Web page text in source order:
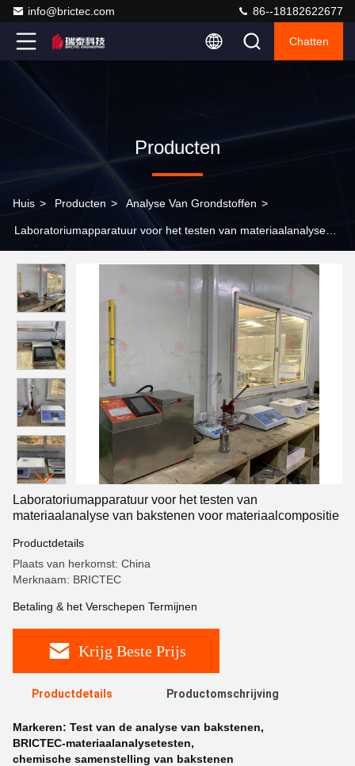
info@brictec.com 86--18182622677
Chatten
Producten
Huis > Producten > Analyse Van Grondstoffen >
Laboratoriumapparatuur voor het testen van materiaalanalyse
Laboratoriumapparatuur voor het testen van
materiaalanalyse van bakstenen voor materiaalcompositie
Productdetails
Plaats van herkomst: China
Merknaam: BRICTEC
Betaling & het Verschepen Termijnen
Krijg Beste Prijs
Productdetails Productomschrijving
Markeren: Test van de analyse van bakstenen,
BRICTEC-materiaalanalysetesten,
chemische samenstelling van bakstenen